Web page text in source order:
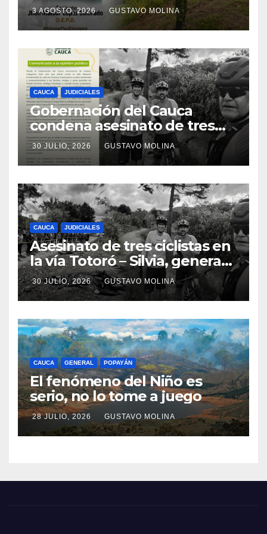
el sur del Cauca
3 AGOSTO, 2026 GUSTAVO MOLINA
CAUCA JUDICIALES
Gobernación del Cauca
condena asesinato de tres
ciudadanos y exige medidas
urgentes al Gobierno
Nacional
30 JULIO, 2026 GUSTAVO MOLINA
CAUCA JUDICIALES
Asesinato de tres ciclistas en
la vía Totoró – Silvia, genera
consternación en el Cauca
30 JULIO, 2026 GUSTAVO MOLINA
CAUCA GENERAL POPAYÁN
El fenómeno del Niño es
serio, no lo tome a juego
28 JULIO, 2026 GUSTAVO MOLINA